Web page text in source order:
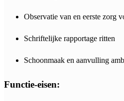
Observatie van en eerste zorg
Schriftelijke rapportage ritten
Schoonmaak en aanvulling
Functie-eisen: